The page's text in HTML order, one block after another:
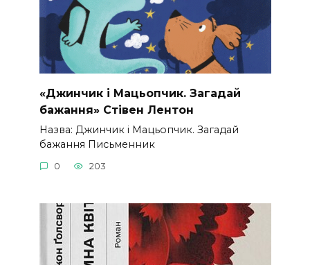
«Джинчик і Мацьопчик. Загадай
бажання» Стівен Лентон
Назва: Джинчик і Мацьопчик. Загадай
бажання Письменник
0 203